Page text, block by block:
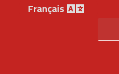
Français